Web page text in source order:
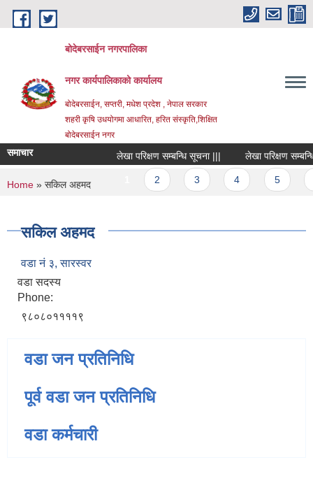
Skip to main content
बोदेबरसाईन नगरपालिका
नगर कार्यपालिकाको कार्यालय
बोदेबरसाईन, सप्तरी, मधेश प्रदेश , नेपाल सरकार
शहरी कृषि उधयोगमा आधारित, हरित संस्कृति,शिक्षित
बोदेबरसाईन नगर
समाचार लेखा परिक्षण सम्बन्धि सूचना ||| लेखा परिक्षण सम्बन्धि
Pages
You are here
Home » सकिल अहमद
सकिल अहमद
वडा नं‌ ३, सारस्वर
वडा सदस्य
Phone:
९८०८०११११९
वडा जन प्रतिनिधि
पूर्व वडा जन प्रतिनिधि
वडा कर्मचारी